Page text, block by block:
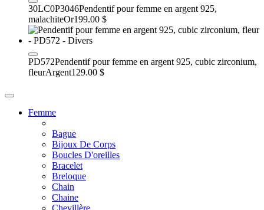
30LC0P3046Pendentif pour femme en argent 925,
malachiteOr199.00 $
PD572Pendentif pour femme en argent 925, cubic zirconium,
fleurArgent129.00 $
Femme
Bague
Bijoux De Corps
Boucles D'oreilles
Bracelet
Breloque
Chain
Chaine
Chevillère